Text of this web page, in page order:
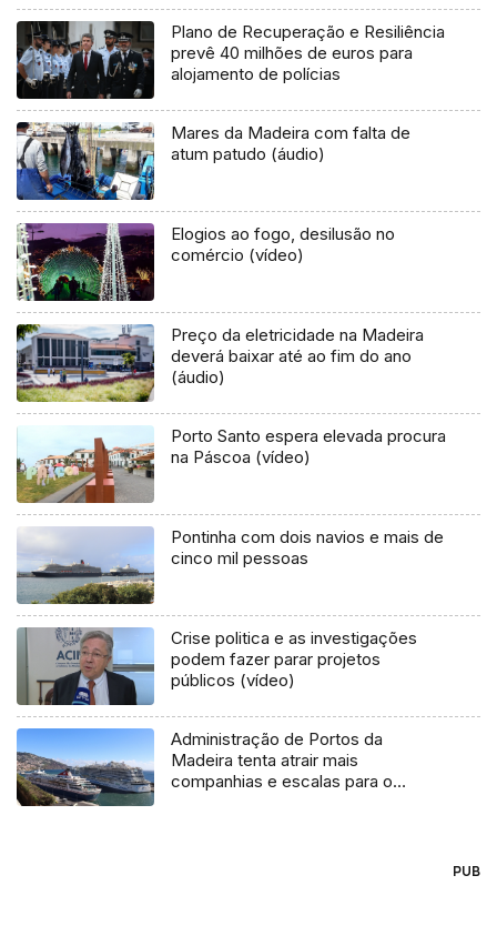
Plano de Recuperação e Resiliência
prevê 40 milhões de euros para
alojamento de polícias
Mares da Madeira com falta de
atum patudo (áudio)
Elogios ao fogo, desilusão no
comércio (vídeo)
Preço da eletricidade na Madeira
deverá baixar até ao fim do ano
(áudio)
Porto Santo espera elevada procura
na Páscoa (vídeo)
Pontinha com dois navios e mais de
cinco mil pessoas
Crise politica e as investigações
podem fazer parar projetos
públicos (vídeo)
Administração de Portos da
Madeira tenta atrair mais
companhias e escalas para o
PUB